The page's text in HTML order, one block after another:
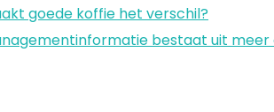
goede koffie het verschil?
bestaat uit